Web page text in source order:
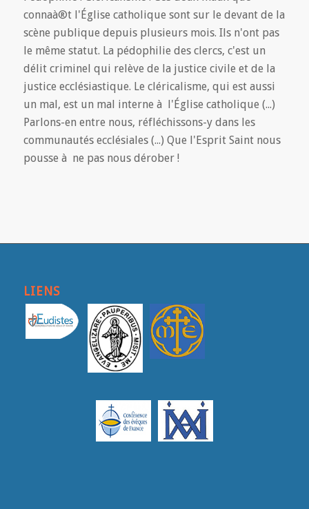
connaà®t l'Église catholique sont sur le devant de la
scène publique depuis plusieurs mois. Ils n'ont pas
le même statut. La pédophilie des clercs, c'est un
délit criminel qui relève de la justice civile et de la
justice ecclésiastique. Le cléricalisme, qui est aussi
un mal, est un mal interne à l'Église catholique (...)
Parlons-en entre nous, réfléchissons-y dans les
communautés ecclésiales (...) Que l'Esprit Saint nous
pousse à ne pas nous dérober !
LIENS